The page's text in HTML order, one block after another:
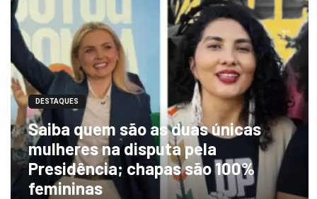
DESTAQUES
Saiba quem são as duas únicas
mulheres na disputa pela
Presidência; chapas são 100%
femininas